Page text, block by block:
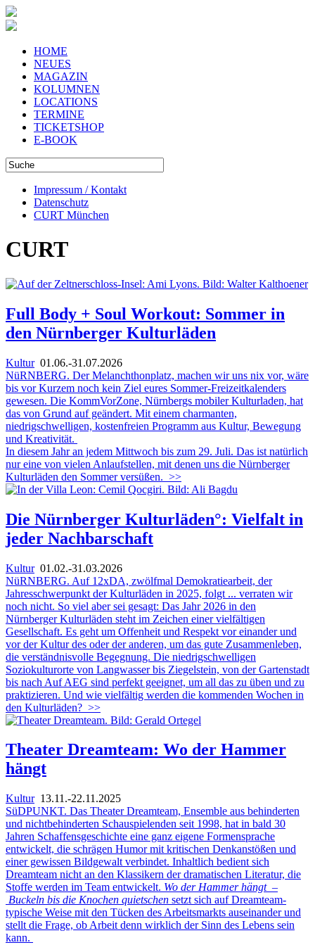
HOME
NEUES
MAGAZIN
KOLUMNEN
LOCATIONS
TERMINE
TICKETSHOP
E-BOOK
Impressum / Kontakt
Datenschutz
CURT München
CURT
Full Body + Soul Workout: Sommer in
den Nürnberger Kulturläden
Kultur01.06.-31.07.2026
NüRNBERG. Der Melanchthonplatz, machen wir uns nix vor, wäre
bis vor Kurzem noch kein Ziel eures Sommer-Freizeitkalenders
gewesen. Die KommVorZone, Nürnbergs mobiler Kulturladen, hat
das von Grund auf geändert. Mit einem charmanten,
niedrigschwelligen, kostenfreien Programm aus Kultur, Bewegung
und Kreativität.
In diesem Jahr an jedem Mittwoch bis zum 29. Juli. Das ist natürlich
nur eine von vielen Anlaufstellen, mit denen uns die Nürnberger
Kulturläden den Sommer versüßen. >>
Die Nürnberger Kulturläden°: Vielfalt in
jeder Nachbarschaft
Kultur01.02.-31.03.2026
NüRNBERG. Auf 12xDA, zwölfmal Demokratiearbeit, der
Jahresschwerpunkt der Kulturläden in 2025, folgt ... verraten wir
noch nicht. So viel aber sei gesagt: Das Jahr 2026 in den
Nürnberger Kulturläden steht im Zeichen einer vielfältigen
Gesellschaft. Es geht um Offenheit und Respekt vor einander und
vor der Kultur des oder der anderen, um das gute Zusammenleben,
die verständnisvolle Begegnung. Die niedrigschwelligen
Soziokulturorte von Langwasser bis Ziegelstein, von der Gartenstadt
bis nach Auf AEG sind perfekt geeignet, um all das zu üben und zu
praktizieren. Und wie vielfältig werden die kommenden Wochen in
den Kulturläden? >>
Theater Dreamteam: Wo der Hammer
hängt
Kultur13.11.-22.11.2025
SüDPUNKT. Das Theater Dreamteam, Ensemble aus behinderten
und nichtbehinderten Schauspielenden seit 1998, hat in bald 30
Jahren Schaffensgeschichte eine ganz eigene Formensprache
entwickelt, die schrägen Humor mit kritischen Denkanstößen und
einer gewissen Bildgewalt verbindet. Inhaltlich bedient sich
Dreamteam nicht an den Klassikern der dramatischen Literatur, die
Stoffe werden im Team entwickelt. Wo der Hammer hängt –
Buckeln bis die Knochen quietschen setzt sich auf Dreamteam-
typische Weise mit den Tücken des Arbeitsmarkts auseinander und
stellt die Frage, ob Arbeit denn wirklich der Sinn des Lebens sein
kann.